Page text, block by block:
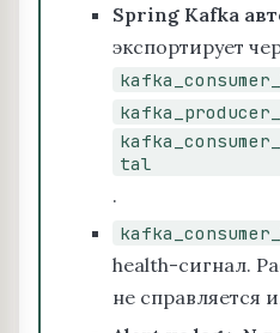
Spring Kafka
экспортирует
tal
.
health-сигнал.
не справляется